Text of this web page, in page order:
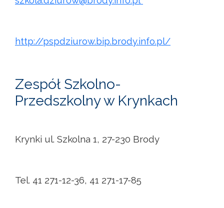
http://pspdziurow.bip.brody.info.pl/
Zespół Szkolno-
Przedszkolny w Krynkach
Krynki ul. Szkolna 1, 27-230 Brody
Tel. 41 271-12-36, 41 271-17-85